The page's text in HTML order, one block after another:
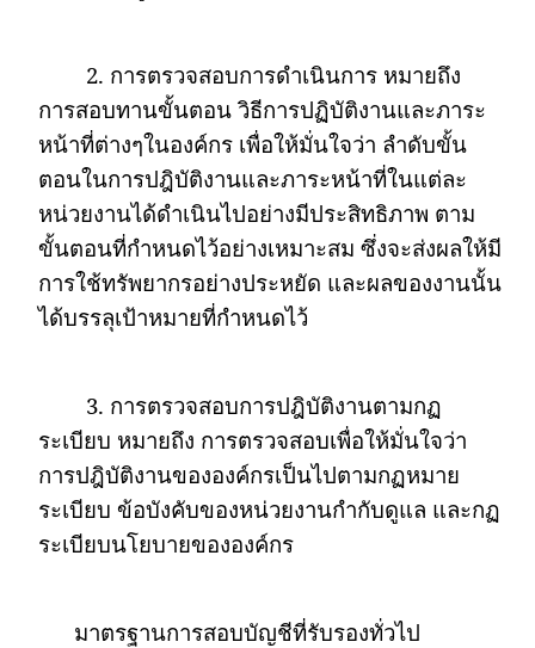
2. การตรวจสอบการดำเนินการ หมายถึง
การสอบทานขั้นตอน วิธีการปฏิบัติงานและภาระ
หน้าที่ต่างๆในองค์กร เพื่อให้มั่นใจว่า ลำดับขั้น
ตอนในการปฎิบัติงานและภาระหน้าที่ในแต่ละ
หน่วยงานได้ดำเนินไปอย่างมีประสิทธิภาพ ตาม
ขั้นตอนที่กำหนดไว้อย่างเหมาะสม ซึ่งจะส่งผลให้มี
การใช้ทรัพยากรอย่างประหยัด และผลของงานนั้น
ได้บรรลุเป้าหมายที่กำหนดไว้
3. การตรวจสอบการปฎิบัติงานตามกฏ
ระเบียบ หมายถึง การตรวจสอบเพื่อให้มั่นใจว่า
การปฎิบัติงานขององค์กรเป็นไปตามกฏหมาย
ระเบียบ ข้อบังคับของหน่วยงานกำกับดูแล และกฏ
ระเบียบนโยบายขององค์กร
มาตรฐานการสอบบัญชีที่รับรองทั่วไป